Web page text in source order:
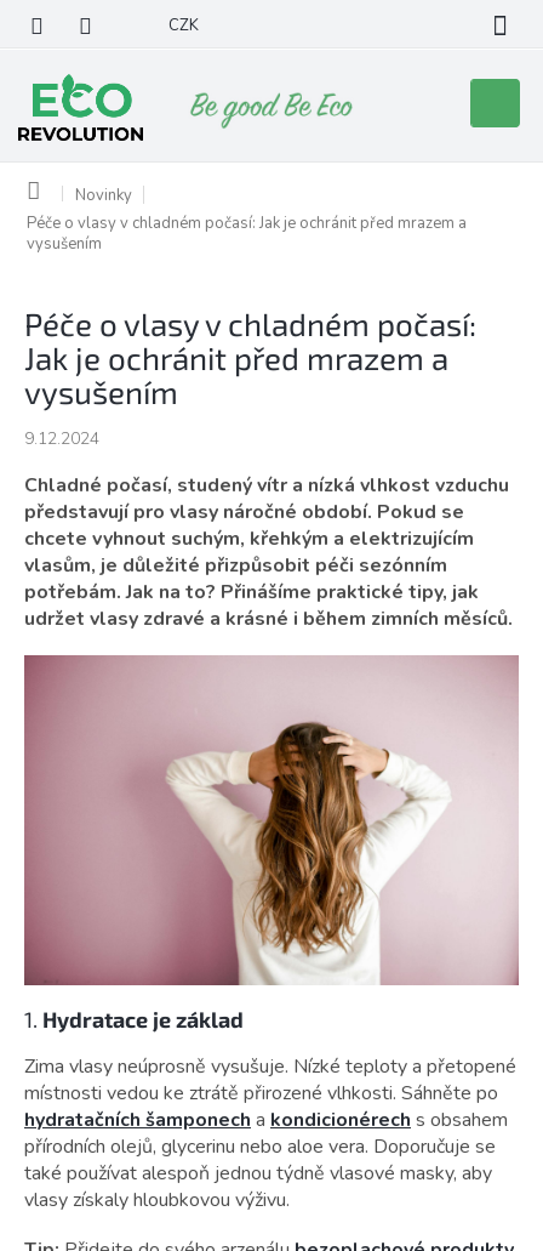
obsah
CZK
košík
Domů
Novinky
Péče o vlasy v chladném počasí: Jak je ochránit před mrazem a
vysušením
Péče o vlasy v chladném počasí:
Jak je ochránit před mrazem a
vysušením
9.12.2024
Chladné počasí, studený vítr a nízká vlhkost vzduchu
představují pro vlasy náročné období. Pokud se
chcete vyhnout suchým, křehkým a elektrizujícím
vlasům, je důležité přizpůsobit péči sezónním
potřebám. Jak na to? Přinášíme praktické tipy, jak
udržet vlasy zdravé a krásné i během zimních měsíců.
1. Hydratace je základ
Zima vlasy neúprosně vysušuje. Nízké teploty a přetopené
místnosti vedou ke ztrátě přirozené vlhkosti. Sáhněte po
hydratačních šamponech a kondicionérech s obsahem
přírodních olejů, glycerinu nebo aloe vera. Doporučuje se
také používat alespoň jednou týdně vlasové masky, aby
vlasy získaly hloubkovou výživu.